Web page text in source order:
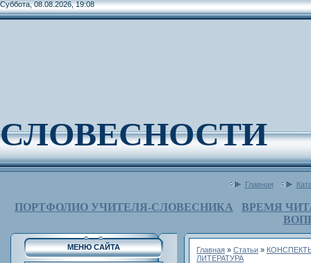
Суббота, 08.08.2026, 19:08
СЛОВЕСНОСТИ
Главная
ПОРТФОЛИО УЧИТЕЛЯ-СЛОВЕСНИКА
ВРЕМЯ
МЕНЮ САЙТА Главная » Статьи »
ЛИТЕРАТУРА